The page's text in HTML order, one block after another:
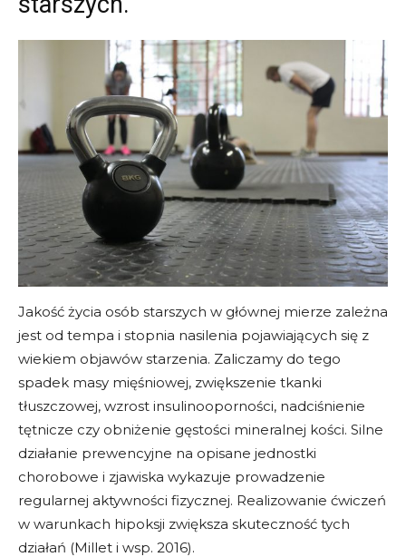
Jakość życia osób starszych w głównej mierze zależna
jest od tempa i stopnia nasilenia pojawiających się z
wiekiem objawów starzenia. Zaliczamy do tego
spadek masy mięśniowej, zwiększenie tkanki
tłuszczowej, wzrost insulinooporności, nadciśnienie
tętnicze czy obniżenie gęstości mineralnej kości. Silne
działanie prewencyjne na opisane jednostki
chorobowe i zjawiska wykazuje prowadzenie
regularnej aktywności fizycznej. Realizowanie ćwiczeń
w warunkach hipoksji zwiększa skuteczność tych
działań (Millet i wsp. 2016).